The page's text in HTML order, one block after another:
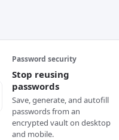
Password security
Stop reusing
passwords
Save, generate, and autofill
passwords from an
encrypted vault on desktop
and mobile.